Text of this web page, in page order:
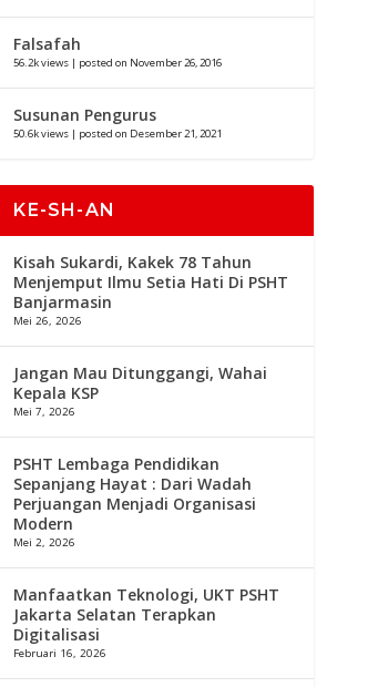
Falsafah
56.2k views | posted on November 26, 2016
Susunan Pengurus
50.6k views | posted on Desember 21, 2021
KE-SH-AN
Kisah Sukardi, Kakek 78 Tahun
Menjemput Ilmu Setia Hati Di PSHT
Banjarmasin
Mei 26, 2026
Jangan Mau Ditunggangi, Wahai
Kepala KSP
Mei 7, 2026
PSHT Lembaga Pendidikan
Sepanjang Hayat : Dari Wadah
Perjuangan Menjadi Organisasi
Modern
Mei 2, 2026
Manfaatkan Teknologi, UKT PSHT
Jakarta Selatan Terapkan
Digitalisasi
Februari 16, 2026